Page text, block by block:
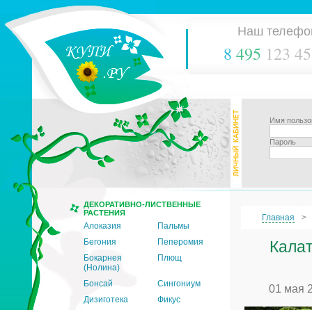
Наш
8 495 123
Имя
Пароль
ДЕКОРАТИВНО-ЛИСТВЕННЫЕ
РАСТЕНИЯ
Алоказия
Пальмы
Бегония
Пеперомия
Бокарнея
(Нолина)
Плющ
Бонсай
Сингониум
Дизиготека
Фикус
Главная
01 мая